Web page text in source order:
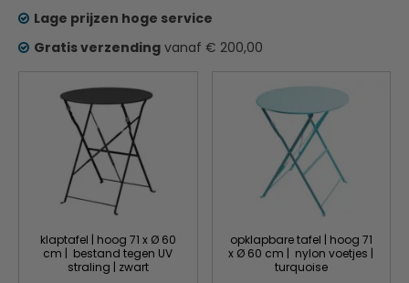
klaptafel | hoog 71 x Ø 60
cm | bestand tegen UV
straling | zwart
opklapbare tafel | hoog 71
x Ø 60 cm | nylon voetjes |
turquoise
Lage prijzen hoge service
Gratis verzending vanaf € 200,00